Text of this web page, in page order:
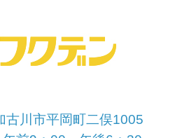
古川市平岡町二俣1005